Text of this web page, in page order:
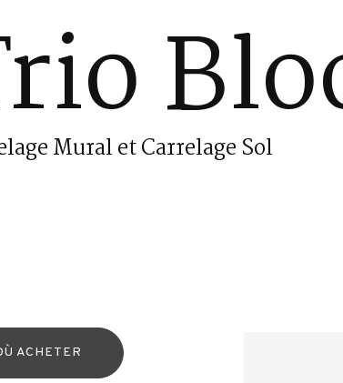
Mural et Carrelage Sol
ACHETER